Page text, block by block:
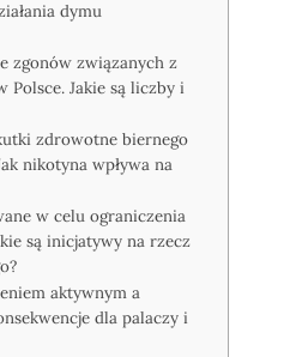
dymu
zgonów związanych z
Polsce. Jakie są liczby i
zdrowotne biernego
nikotyna wpływa na
w celu ograniczenia
są inicjatywy na rzecz
aktywnym a
dla palaczy i